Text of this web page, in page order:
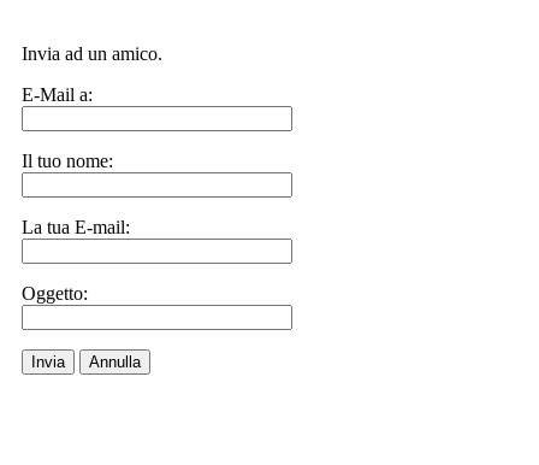
Invia ad un amico.
E-Mail a:
Il tuo nome:
La tua E-mail:
Oggetto:
Invia Annulla